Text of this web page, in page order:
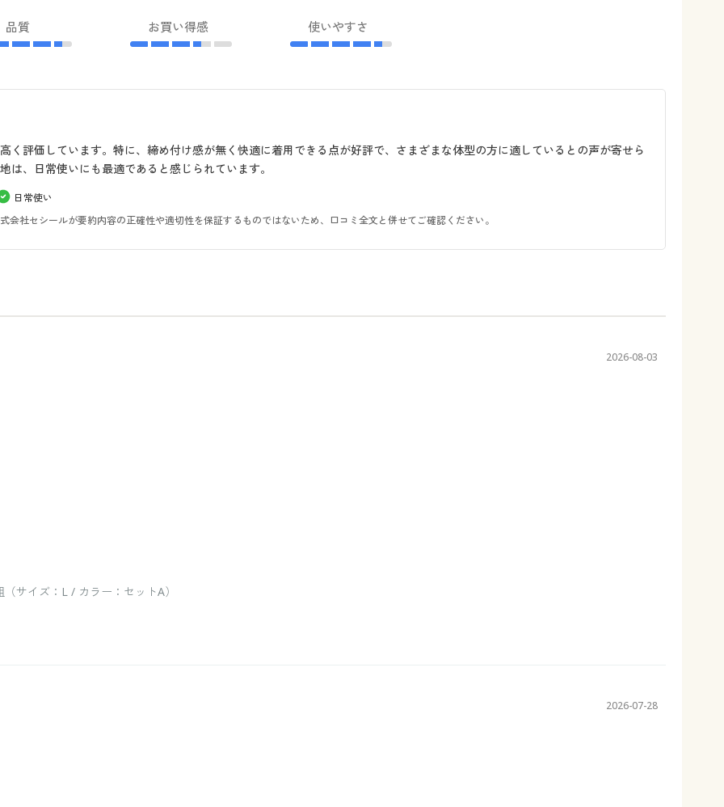
品質 お買い得感 使いやすさ
く評価しています。特に、締め付け感が無く快適に着用できる点が好評で、さまざまな体型の方に適しているとの声が寄せら
、日常使いにも最適であると感じられています。
日常使い
社セシールが要約内容の正確性や適切性を保証するものではないため、口コミ全文と併せてご確認ください。
2026-08-03
サイズ：L / カラー：セットA）
2026-07-28